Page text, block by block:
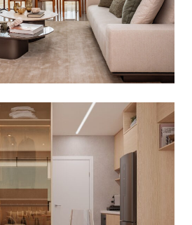
,Decoração Residencial
SOLUÇÕES
PARA MORAR BEM EM
COMPACTOS